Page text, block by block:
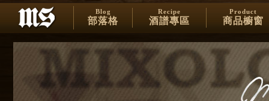
Blog
部落格
Recipe
酒譜專區
Product
商品櫥窗